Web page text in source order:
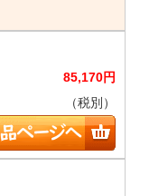
85,170円
（税別）